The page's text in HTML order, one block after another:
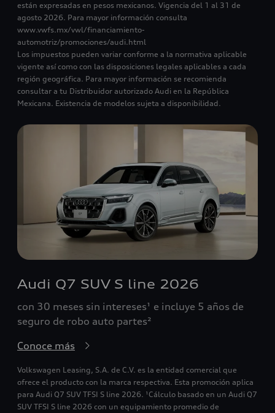
están expresadas en pesos mexicanos. Vigencia del 1 al 31 de
agosto 2026. Para mayor información consulta
www.vwfs.mx/vwl/financiamiento-
automotriz/promociones/audi.html
Los impuestos pueden variar conforme a la normativa aplicable
vigente así como con las disposiciones legales aplicables a cada
región geográfica. Para mayor información se recomienda
consultar a tu Distribuidor autorizado Audi en la República
Mexicana. Existencia de modelos sujeta a disponibilidad.
Audi Q7 SUV S line 2026
con 30 meses sin intereses¹ e incluye 5 años de
seguro de robo auto partes²
Conoce más
Volkswagen Leasing, S.A. de C.V. es la entidad comercial que
ofrece el producto con la marca respectiva. Esta promoción aplica
para Audi Q7 SUV TFSI S line 2026. ¹Cálculo basado en un Audi Q7
SUV TFSI S line 2026 con un equipamiento promedio de